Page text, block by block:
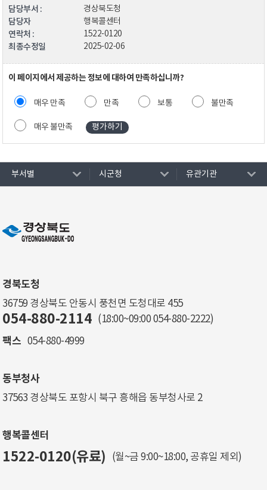
담당부서 : 경상북도청
담당자 행복콜센터
연락처 : 1522-0120
최종수정일 2025-02-06
이 페이지에서 제공하는 정보에 대하여 만족하십니까?
매우 만족 만족 보통 불만족
매우 불만족
부서별 시군청 유관기관
경북도청
36759 경상북도 안동시 풍천면 도청대로 455
054-880-2114 (18:00~09:00 054-880-2222)
팩스 054-880-4999
동부청사
37563 경상북도 포항시 북구 흥해읍 동부청사로 2
행복콜센터
1522-0120(유료) (월~금 9:00~18:00, 공휴일 제외)